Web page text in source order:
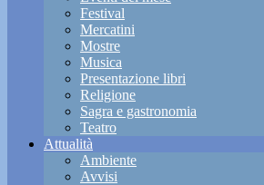
Festival
Mercatini
Mostre
Musica
Presentazione libri
Religione
Sagra e gastronomia
Teatro
Attualità
Ambiente
Avvisi